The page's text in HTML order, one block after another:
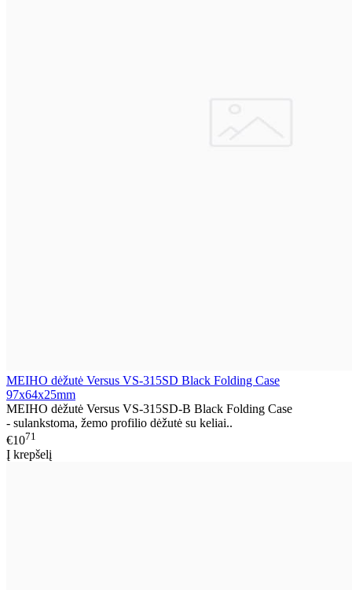
MEIHO dėžutė Versus VS-315SD Black Folding Case
97x64x25mm
MEIHO dėžutė Versus VS-315SD-B Black Folding Case
- sulankstoma, žemo profilio dėžutė su keliai..
€1071
Į krepšelį